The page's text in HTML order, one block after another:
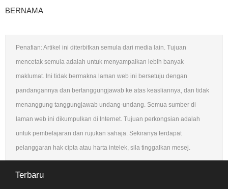
BERNAMA
Penafian: Artikel ini diterbitkan semula dari media lain. Tujuan
mencetak semula adalah untuk menyampaikan lebih banyak
maklumat. Ini tidak bermakna laman web ini bersetuju dengan
pandangannya dan bertanggungjawab ke atas keasliannya, dan tidak
menanggung tanggungjawab undang-undang. Semua sumber di
laman web ini dikumpulkan di Internet. Tujuan perkongsian adalah
untuk pembelajaran dan rujukan sahaja. Sekiranya terdapat
pelanggaran hak cipta atau harta intelek, sila tinggalkan mesej.
Terbaru